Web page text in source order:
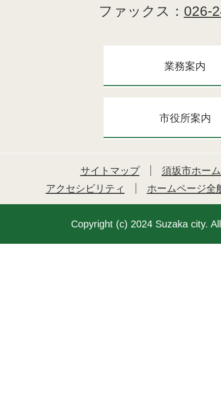
ファックス： 026-
業務案内
市役所案内
サイトマップ
須坂市ホー
アクセシビリティ
ホームページ全
Copyright (c) 2024 Suzaka city.